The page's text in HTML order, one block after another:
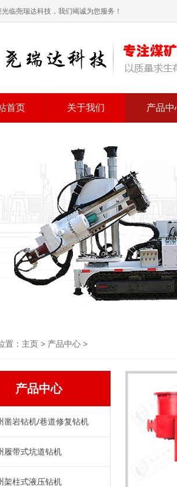
临尧瑞达科技，我们竭诚为您服务！
首页 关于我们 产品中
置： 主页 > 产品中心 >
产品中心
凿岩钻机/巷道修复钻机
履带式坑道钻机
架柱式液压钻机